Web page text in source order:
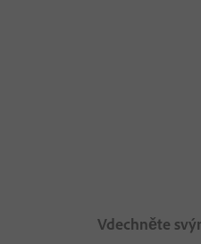
Vdechněte